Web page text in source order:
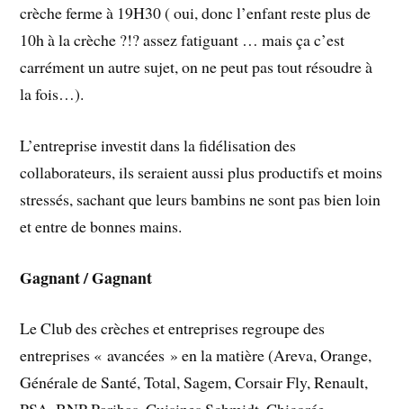
crèche ferme à 19H30 ( oui, donc l’enfant reste plus de
10h à la crèche ?!? assez fatiguant … mais ça c’est
carrément un autre sujet, on ne peut pas tout résoudre à
la fois…).
L’entreprise investit dans la fidélisation des
collaborateurs, ils seraient aussi plus productifs et moins
stressés, sachant que leurs bambins ne sont pas bien loin
et entre de bonnes mains.
Gagnant / Gagnant
Le Club des crèches et entreprises regroupe des
entreprises « avancées » en la matière (Areva, Orange,
Générale de Santé, Total, Sagem, Corsair Fly, Renault,